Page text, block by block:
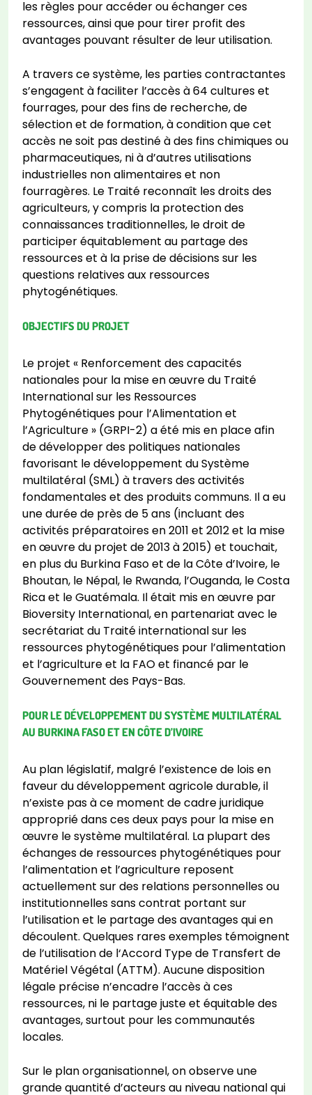
les règles pour accéder ou échanger ces
ressources, ainsi que pour tirer profit des
avantages pouvant résulter de leur utilisation.
A travers ce système, les parties contractantes
s’engagent à faciliter l’accès à 64 cultures et
fourrages, pour des fins de recherche, de
sélection et de formation, à condition que cet
accès ne soit pas destiné à des fins chimiques ou
pharmaceutiques, ni à d’autres utilisations
industrielles non alimentaires et non
fourragères. Le Traité reconnaît les droits des
agriculteurs, y compris la protection des
connaissances traditionnelles, le droit de
participer équitablement au partage des
ressources et à la prise de décisions sur les
questions relatives aux ressources
phytogénétiques.
OBJECTIFS DU PROJET
Le projet « Renforcement des capacités
nationales pour la mise en œuvre du Traité
International sur les Ressources
Phytogénétiques pour l’Alimentation et
l’Agriculture » (GRPI-2) a été mis en place afin
de développer des politiques nationales
favorisant le développement du Système
multilatéral (SML) à travers des activités
fondamentales et des produits communs. Il a eu
une durée de près de 5 ans (incluant des
activités préparatoires en 2011 et 2012 et la mise
en œuvre du projet de 2013 à 2015) et touchait,
en plus du Burkina Faso et de la Côte d’Ivoire, le
Bhoutan, le Népal, le Rwanda, l’Ouganda, le Costa
Rica et le Guatémala. Il était mis en œuvre par
Bioversity International, en partenariat avec le
secrétariat du Traité international sur les
ressources phytogénétiques pour l’alimentation
et l’agriculture et la FAO et financé par le
Gouvernement des Pays-Bas.
POUR LE DÉVELOPPEMENT DU SYSTÈME MULTILATÉRAL
AU BURKINA FASO ET EN CÔTE D’IVOIRE
Au plan législatif, malgré l’existence de lois en
faveur du développement agricole durable, il
n’existe pas à ce moment de cadre juridique
approprié dans ces deux pays pour la mise en
œuvre le système multilatéral. La plupart des
échanges de ressources phytogénétiques pour
l’alimentation et l’agriculture reposent
actuellement sur des relations personnelles ou
institutionnelles sans contrat portant sur
l’utilisation et le partage des avantages qui en
découlent. Quelques rares exemples témoignent
de l’utilisation de l‘Accord Type de Transfert de
Matériel Végétal (ATTM). Aucune disposition
légale précise n’encadre l’accès à ces
ressources, ni le partage juste et équitable des
avantages, surtout pour les communautés
locales.
Sur le plan organisationnel, on observe une
grande quantité d’acteurs au niveau national qui